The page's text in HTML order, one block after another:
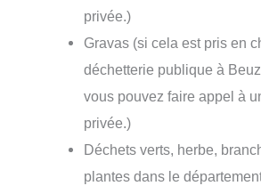
privée.)
Gravas (si cela est pris en
déchetterie publique à
vous pouvez faire appel à
privée.)
Déchets verts, herbe,
plantes dans le